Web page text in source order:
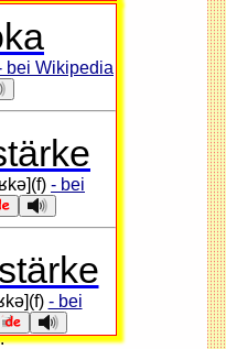
bei Wikipedia
- bei
- bei